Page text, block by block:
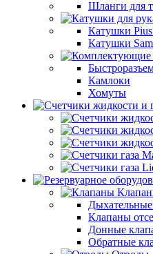
Шланги для
Катушки
Катушки
Камлоки
Хомуты
Клапаны
Донные
Обратные